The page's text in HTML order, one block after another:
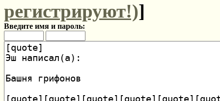
регистрируют!)]
Введите имя и пароль: